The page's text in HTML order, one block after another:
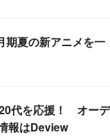
期夏の新アニメを一
代を応援！ オーデ
報はDeview